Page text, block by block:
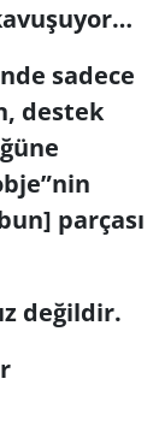
sadece
destek
parçası
değildir.